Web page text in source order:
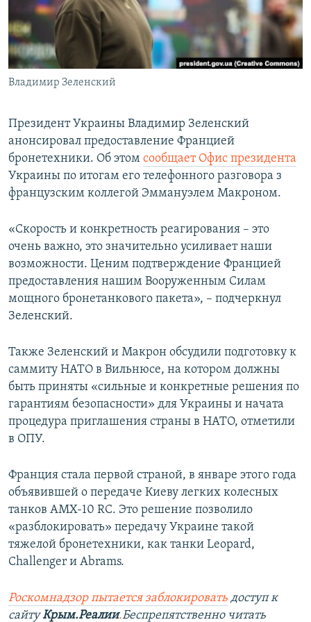
ПОБЕДИТЕЛЕЙ НЕ СУДЯТ?
КРЫМ.НЕПОКОРЕННЫЙ
ELIFBE
УКРАИНСКАЯ ПРОБЛЕМА КРЫМА
ПРИСОЕДИНЯЙТЕСЬ!
Владимир Зеленский
Президент Украины Владимир Зеленский
анонсировал предоставление Францией
бронетехники. Об этом сообщает Офис президента
Украины по итогам его телефонного разговора з
французским коллегой Эммануэлем Макроном.
«Скорость и конкретность реагирования – это
очень важно, это значительно усиливает наши
возможности. Ценим подтверждение Францией
предоставления нашим Вооруженным Силам
мощного бронетанкового пакета», – подчеркнул
Зеленский.
Также Зеленский и Макрон обсудили подготовку к
саммиту НАТО в Вильнюсе, на котором должны
быть приняты «сильные и конкретные решения по
гарантиям безопасности» для Украины и начата
процедура приглашения страны в НАТО, отметили
в ОПУ.
Франция стала первой страной, в январе этого года
объявившей о передаче Киеву легких колесных
танков AMX-10 RC. Это решение позволило
«разблокировать» передачу Украине такой
тяжелой бронетехники, как танки Leopard,
Challenger и Abrams.
Роскомнадзор пытается заблокировать доступ к
сайтуКрым.Реалии.Беспрепятственно читать